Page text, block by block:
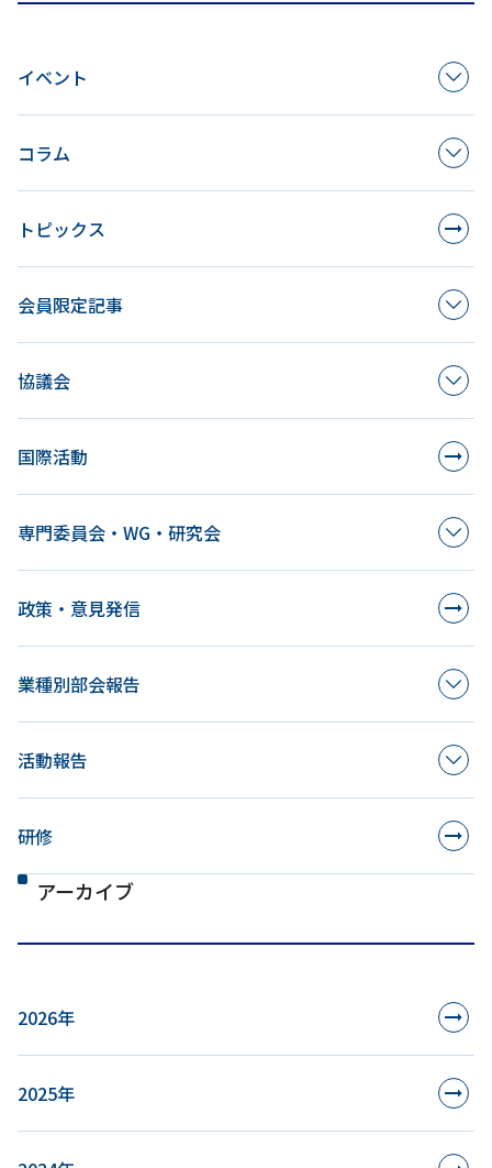
イベント
コラム
トピックス
会員限定記事
協議会
国際活動
専門委員会・WG・研究会
政策・意見発信
業種別部会報告
活動報告
研修
アーカイブ
2026年
2025年